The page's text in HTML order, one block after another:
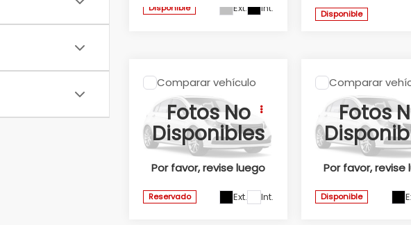
Disponible Ext. Int. Disponible
Fotos No
Disponibles
Por favor, revise luego
2026Honda
CRVCR-V
TOURING CVT
2026
Honda Universidad
Valores:347403
Reservado Ext. Int.
Comparar vehículo
Fotos
Por favor, revise
2026Honda
CRVCR-V
TOURING CVT
2026
Honda Universidad
Valores:347477
Disponible
Comparar